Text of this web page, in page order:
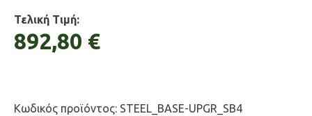
Τελική Τιμή:
892,80 €
Κωδικός προϊόντος: STEEL_BASE-UPGR_SB4